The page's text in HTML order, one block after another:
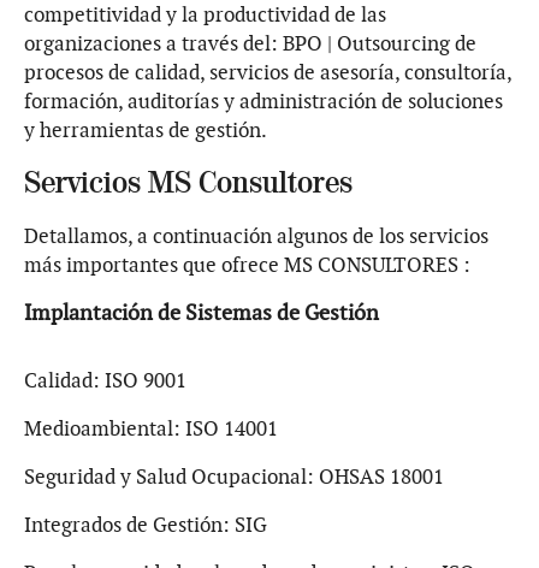
competitividad y la productividad de las
organizaciones a través del: BPO | Outsourcing de
procesos de calidad, servicios de asesoría, consultoría,
formación, auditorías y administración de soluciones
y herramientas de gestión.
Servicios MS Consultores
Detallamos, a continuación algunos de los servicios
más importantes que ofrece MS CONSULTORES :
Implantación de Sistemas de Gestión
Calidad: ISO 9001
Medioambiental: ISO 14001
Seguridad y Salud Ocupacional: OHSAS 18001
Integrados de Gestión: SIG